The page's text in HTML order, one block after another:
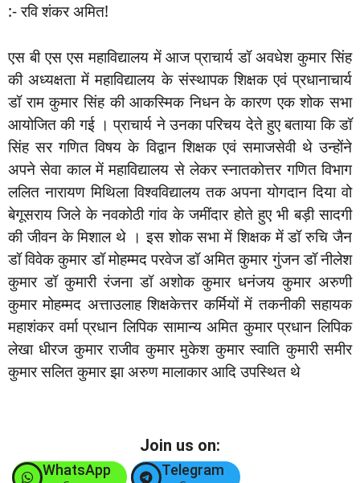
:- रवि शंकर अमित!
एस बी एस एस महाविद्यालय में आज प्राचार्य डॉ अवधेश कुमार सिंह
की अध्यक्षता में महाविद्यालय के संस्थापक शिक्षक एवं प्रधानाचार्य
डॉ राम कुमार सिंह की आकस्मिक निधन के कारण एक शोक सभा
आयोजित की गई । प्राचार्य ने उनका परिचय देते हुए बताया कि डॉ
सिंह सर गणित विषय के विद्वान शिक्षक एवं समाजसेवी थे उन्होंने
अपने सेवा काल में महाविद्यालय से लेकर स्नातकोत्तर गणित विभाग
ललित नारायण मिथिला विश्वविद्यालय तक अपना योगदान दिया वो
बेगूसराय जिले के नवकोठी गांव के जमींदार होते हुए भी बड़ी सादगी
की जीवन के मिशाल थे । इस शोक सभा में शिक्षक में डॉ रुचि जैन
डॉ विवेक कुमार डॉ मोहम्मद परवेज डॉ अमित कुमार गुंजन डॉ नीलेश
कुमार डॉ कुमारी रंजना डॉ अशोक कुमार धनंजय कुमार अरुणी
कुमार मोहम्मद अत्ताउलाह शिक्षकेत्तर कर्मियों में तकनीकी सहायक
महाशंकर वर्मा प्रधान लिपिक सामान्य अमित कुमार प्रधान लिपिक
लेखा धीरज कुमार राजीव कुमार मुकेश कुमार स्वाति कुमारी समीर
कुमार सलित कुमार झा अरुण मालाकार आदि उपस्थित थे
Join us on:
WhatsApp Telegram